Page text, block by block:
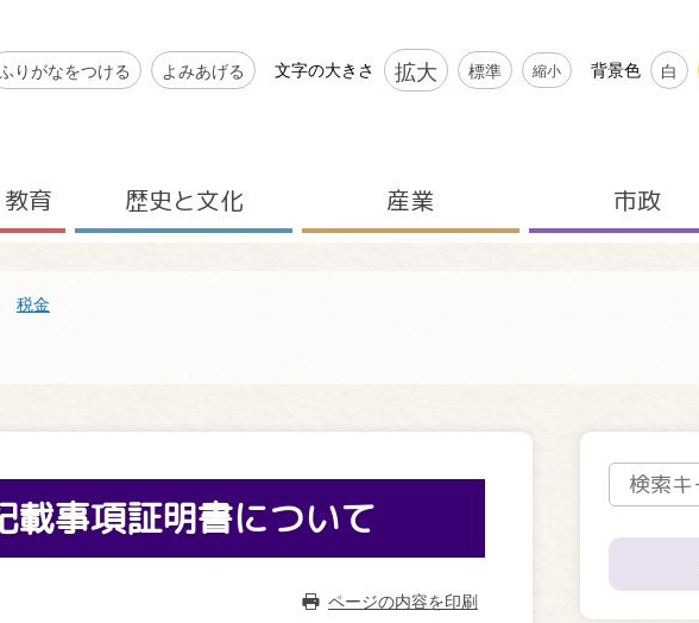
セシビリティツール
りがなをつける よみあげる 文字の大きさ 拡大 標準 縮小 背景色 白
育 歴史と文化 産業 市政
税金
載事項証明書について
ページの内容を印刷